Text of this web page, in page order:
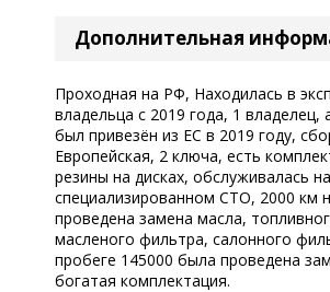
Дополнительная
Проходная на РФ, Находилась в
владельца с 2019 года, 1 владелец,
был привезён из ЕС в 2019 году,
Европейская, 2 ключа, есть
резины на дисках, обслуживалась на
специализированном СТО, 2000 км
проведена замена масла,
масленого фильтра, салонного
пробеге 145000 была проведена
богатая комплектация.